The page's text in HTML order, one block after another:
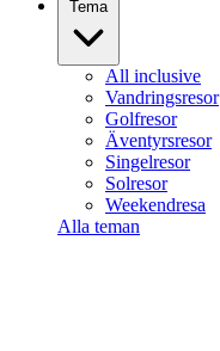
Tema
All inclusive
Vandringsresor
Golfresor
Äventyrsresor
Singelresor
Solresor
Weekendresa
Alla teman